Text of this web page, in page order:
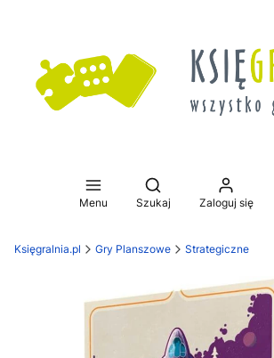
Menu
Otwórz wyszukiwarkę
Szukaj Zaloguj się
Księgralnia.pl Gry Planszowe Strategiczne